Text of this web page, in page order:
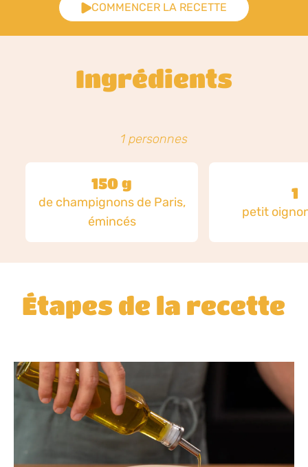
COMMENCER LA RECETTE
Ingrédients
1 personnes
150 g
de champignons de Paris,
émincés
1
petit
Étapes de la recette